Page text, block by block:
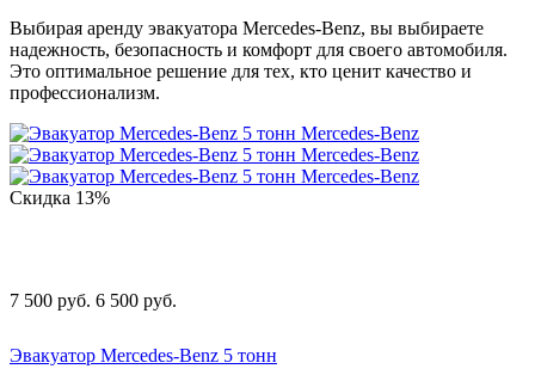
Выбирая аренду эвакуатора Mercedes-Benz, вы выбираете
надежность, безопасность и комфорт для своего автомобиля.
Это оптимальное решение для тех, кто ценит качество и
профессионализм.
Скидка 13%
7 500 руб. 6 500 руб.
Эвакуатор Mercedes-Benz 5 тонн